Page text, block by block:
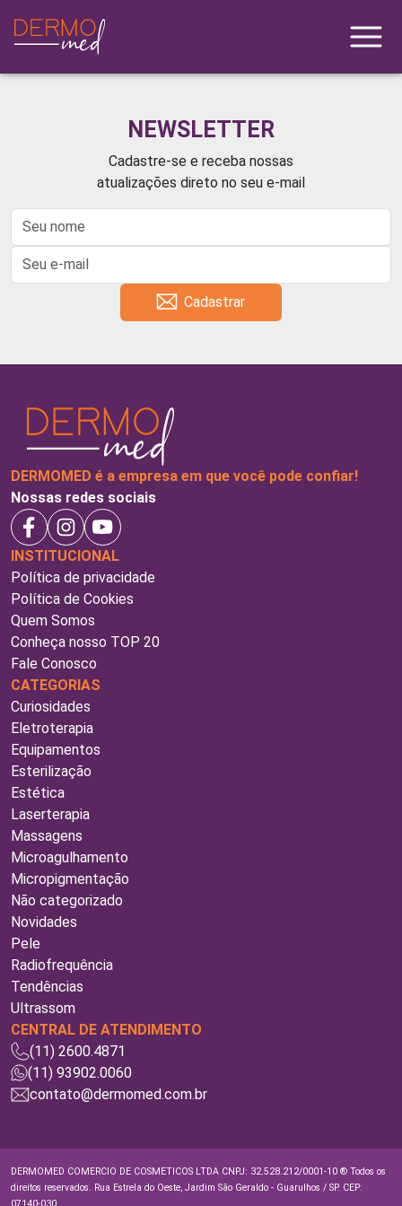
NEWSLETTER
Cadastre-se e receba nossas
atualizações direto no seu e-mail
Cadastrar
DERMOMED é a empresa em que você pode confiar!
Nossas redes sociais
INSTITUCIONAL
Política de privacidade
Política de Cookies
Quem Somos
Conheça nosso TOP 20
Fale Conosco
CATEGORIAS
Curiosidades
Eletroterapia
Equipamentos
Esterilização
Estética
Laserterapia
Massagens
Microagulhamento
Micropigmentação
Não categorizado
Novidades
Pele
Radiofrequência
Tendências
Ultrassom
CENTRAL DE ATENDIMENTO
(11) 2600.4871
(11) 93902.0060
contato@dermomed.com.br
DERMOMED COMERCIO DE COSMETICOS LTDA CNPJ: 32.528.212/0001-10 ® Todos os
direitos reservados. Rua Estrela do Oeste, Jardim São Geraldo - Guarulhos / SP. CEP: